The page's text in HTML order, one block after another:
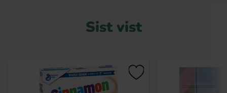
Sist vist